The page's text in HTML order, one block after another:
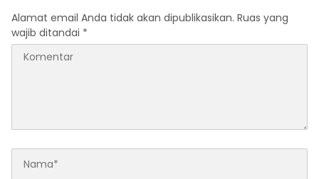
Alamat email Anda tidak akan dipublikasikan. Ruas yang
wajib ditandai *